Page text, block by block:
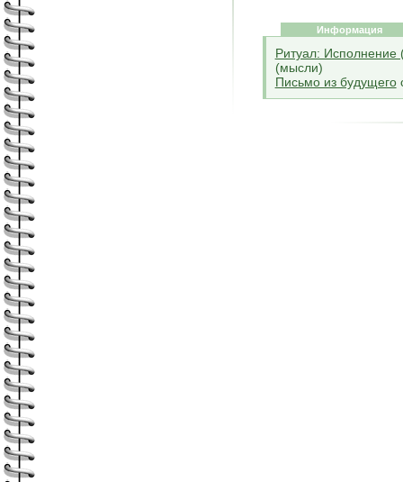
Информация
Ритуал: Исполнение
(мысли)
Письмо из будущего